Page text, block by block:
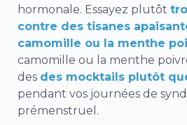
hormonale. Essayez plutôt
contre des tisanes
camomille ou la menthe
camomille ou la menthe
des des mocktails plutôt
pendant vos journées de
prémenstruel.